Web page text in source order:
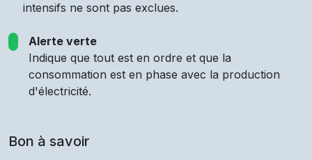
intensifs ne sont pas exclues.
Alerte verte
Indique que tout est en ordre et que la
consommation est en phase avec la production
d'électricité.
Bon à savoir